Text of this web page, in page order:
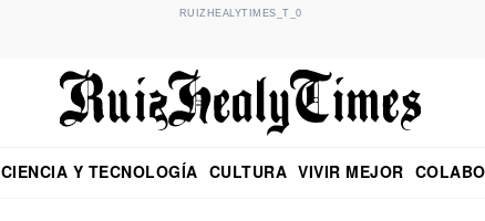
RUIZHEALYTIMES_T_0
CIENCIA Y TECNOLOGÍA CULTURA VIVIR MEJOR